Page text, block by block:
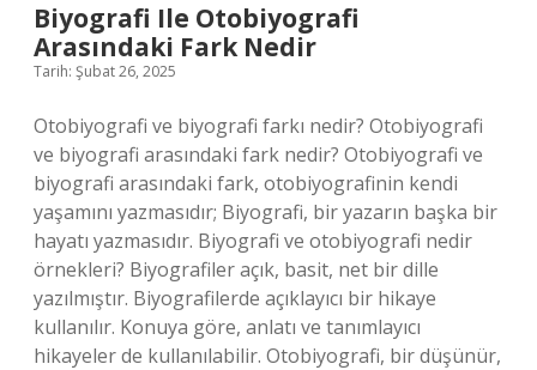
Biyografi Ile Otobiyografi
Arasındaki Fark Nedir
Tarih: Şubat 26, 2025
Otobiyografi ve biyografi farkı nedir? Otobiyografi
ve biyografi arasındaki fark nedir? Otobiyografi ve
biyografi arasındaki fark, otobiyografinin kendi
yaşamını yazmasıdır; Biyografi, bir yazarın başka bir
hayatı yazmasıdır. Biyografi ve otobiyografi nedir
örnekleri? Biyografiler açık, basit, net bir dille
yazılmıştır. Biyografilerde açıklayıcı bir hikaye
kullanılır. Konuya göre, anlatı ve tanımlayıcı
hikayeler de kullanılabilir. Otobiyografi, bir düşünür,